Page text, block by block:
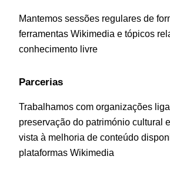
Mantemos sessões regulares de
ferramentas Wikimedia e tópicos
conhecimento livre
Parcerias
Trabalhamos com organizações
preservação do património cultural
vista à melhoria de conteúdo
plataformas Wikimedia